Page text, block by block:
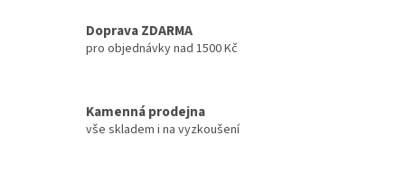
Doprava ZDARMA
pro objednávky nad 1500 Kč
Kamenná prodejna
vše skladem i na vyzkoušení